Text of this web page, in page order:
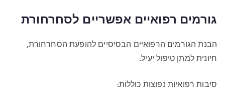
גורמים רפואיים אפשריים לסחרחורת
הבנת הגורמים הרפואיים הבסיסיים להופעת הסחרחורת,
חיונית למתן טיפול יעיל.
סיבות רפואיות נפוצות כוללות: